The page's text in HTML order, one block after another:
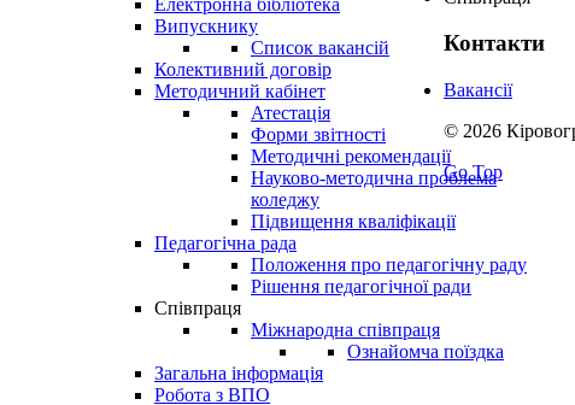
Електронна бібліотека
Випускнику
Список вакансій
Колективний договір
Методичний кабінет
Атестація
Форми звітності
Методичні рекомендації
Науково-методична проблема
коледжу
Підвищення кваліфікації
Педагогічна рада
Положення про педагогічну раду
Рішення педагогічної ради
Співпраця
Міжнародна співпраця
Ознайомча поїздка
Загальна інформація
Робота з ВПО
Контакти
Вакансії
© 2026
Go Top